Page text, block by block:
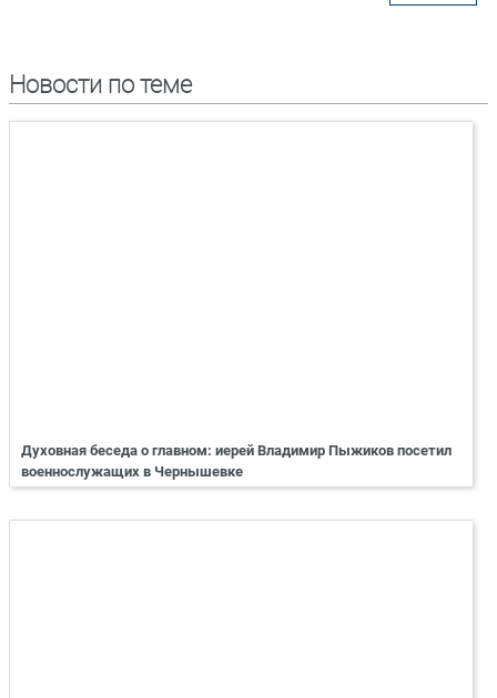
Новости по теме
Духовная беседа о главном: иерей Владимир Пыжиков посетил
военнослужащих в Чернышевке